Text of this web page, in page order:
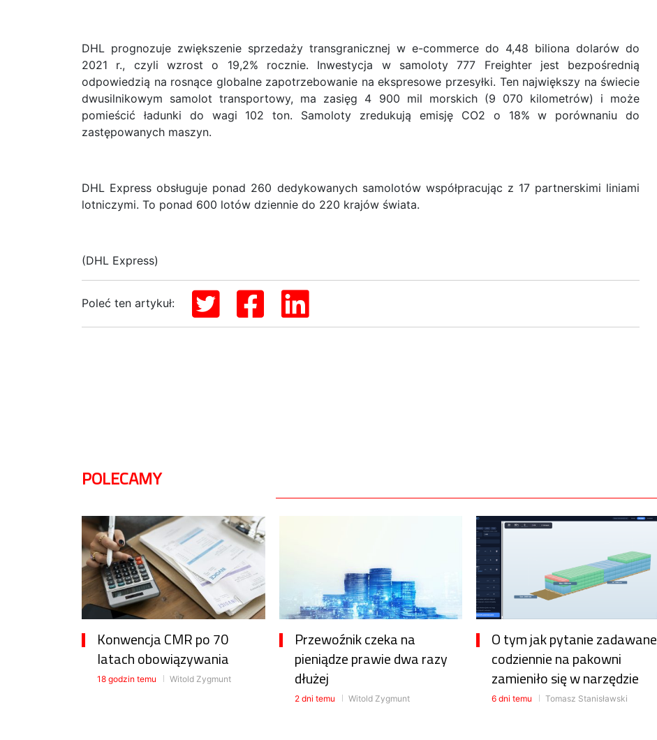
DHL prognozuje zwiększenie sprzedaży transgranicznej w e-commerce do 4,48 biliona dolarów do
2021 r., czyli wzrost o 19,2% rocznie. Inwestycja w samoloty 777 Freighter jest bezpośrednią
odpowiedzią na rosnące globalne zapotrzebowanie na ekspresowe przesyłki. Ten największy na świecie
dwusilnikowym samolot transportowy, ma zasięg 4 900 mil morskich (9 070 kilometrów) i może
pomieścić ładunki do wagi 102 ton. Samoloty zredukują emisję CO2 o 18% w porównaniu do
zastępowanych maszyn.
DHL Express obsługuje ponad 260 dedykowanych samolotów współpracując z 17 partnerskimi liniami
lotniczymi. To ponad 600 lotów dziennie do 220 krajów świata.
(DHL Express)
Poleć ten artykuł:
POLECAMY
Konwencja CMR po 70
latach obowiązywania
18 godzin temu Witold Zygmunt
Przewoźnik czeka na
pieniądze prawie dwa razy
dłużej
2 dni temu Witold Zygmunt
O tym jak pytanie zadawane
codziennie na pakowni
zamieniło się w narzędzie
6 dni temu Tomasz Stanisławski